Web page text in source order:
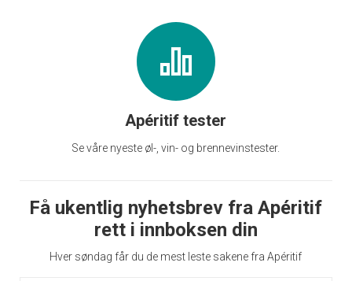
Apéritif tester
Se våre nyeste øl-, vin- og brennevinstester.
Få ukentlig nyhetsbrev fra Apéritif
rett i innboksen din
Hver søndag får du de mest leste sakene fra Apéritif